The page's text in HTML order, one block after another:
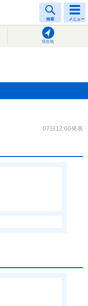
検索 メニュー
現在地
07日12:00発表